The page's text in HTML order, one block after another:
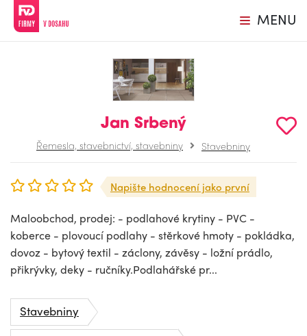
MENU
Jan Srbený
Řemesla, stavebnictví, stavebniny Stavebniny
Napište hodnocení jako první
Maloobchod, prodej: - podlahové krytiny - PVC -
koberce - plovoucí podlahy - stěrkové hmoty - pokládka,
dovoz - bytový textil - záclony, závěsy - ložní prádlo,
přikrývky, deky - ručníky.Podlahářské pr...
Stavebniny